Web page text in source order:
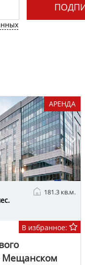
АРЕНДА
181.3 кв.м.
В избранное: